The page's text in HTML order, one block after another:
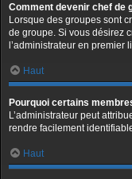
Comment devenir chef de
Lorsque des groupes sont
de groupe. Si vous désirez
l’administrateur en
Haut
Pourquoi certains
L’administrateur peut
rendre facilement
Haut